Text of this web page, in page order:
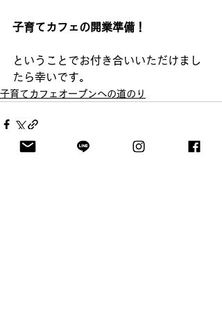
子育てカフェの開業準備！
ということでお付き合いいただけまし
たら幸いです。
子育てカフェオープンへの道のり